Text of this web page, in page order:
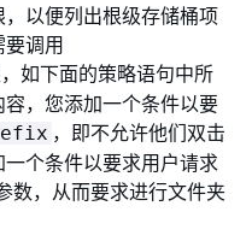
以便列出根级存储桶项
要调用
如下面的策略语句中所
，您添加一个条件以要
，即不允许他们双击
个条件以要求用户请求
数，从而要求进行文件夹